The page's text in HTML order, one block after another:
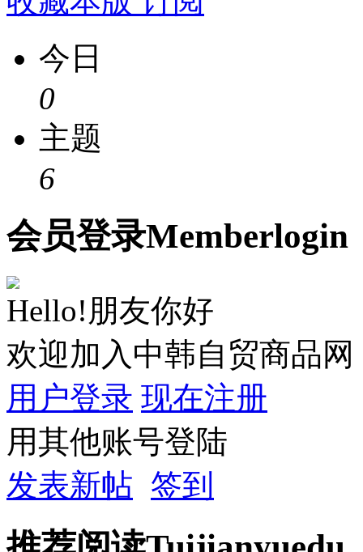
今日
0
主题
6
会员登录Memberlogin
Hello!朋友你好
欢迎加入中韩自贸商品网
用户登录 现在注册
用其他账号登陆
发表新帖 签到